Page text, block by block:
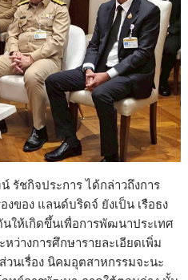
รัชกิจประการ ได้กล่าวถึงการ
ของ แลนด์บริดจ์ ยังเป็น เรือธง
ให้เกิดขึ้นเพื่อการพัฒนาประเทศ
ว่างการศึกษารายละเอียดเพิ่ม
นเรื่อง นิคมอุตสาหกรรมจะนะ